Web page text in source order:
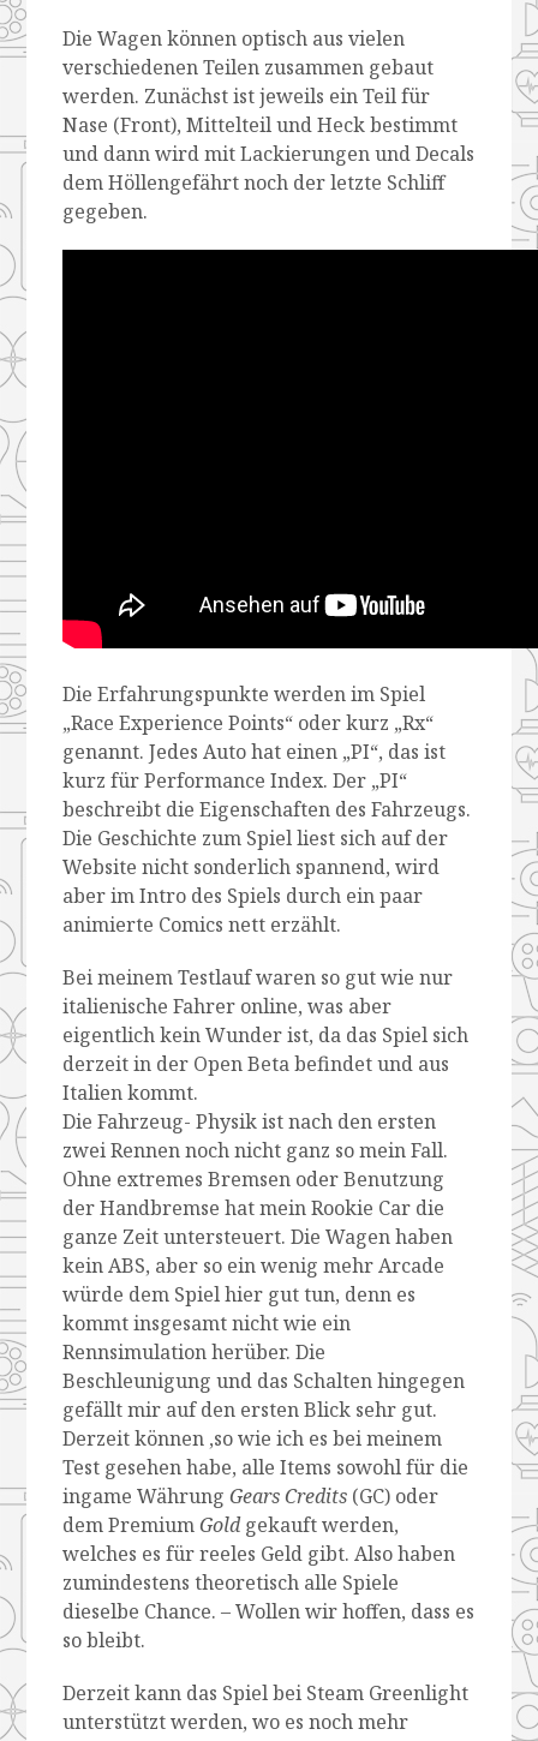
Die Wagen können optisch aus vielen
verschiedenen Teilen zusammen gebaut
werden. Zunächst ist jeweils ein Teil für
Nase (Front), Mittelteil und Heck bestimmt
und dann wird mit Lackierungen und Decals
dem Höllengefährt noch der letzte Schliff
gegeben.
Die Erfahrungspunkte werden im Spiel
„Race Experience Points“ oder kurz „Rx“
genannt. Jedes Auto hat einen „PI“, das ist
kurz für Performance Index. Der „PI“
beschreibt die Eigenschaften des Fahrzeugs.
Die Geschichte zum Spiel liest sich auf der
Website nicht sonderlich spannend, wird
aber im Intro des Spiels durch ein paar
animierte Comics nett erzählt.
Bei meinem Testlauf waren so gut wie nur
italienische Fahrer online, was aber
eigentlich kein Wunder ist, da das Spiel sich
derzeit in der Open Beta befindet und aus
Italien kommt.
Die Fahrzeug- Physik ist nach den ersten
zwei Rennen noch nicht ganz so mein Fall.
Ohne extremes Bremsen oder Benutzung
der Handbremse hat mein Rookie Car die
ganze Zeit untersteuert. Die Wagen haben
kein ABS, aber so ein wenig mehr Arcade
würde dem Spiel hier gut tun, denn es
kommt insgesamt nicht wie ein
Rennsimulation herüber. Die
Beschleunigung und das Schalten hingegen
gefällt mir auf den ersten Blick sehr gut.
Derzeit können ,so wie ich es bei meinem
Test gesehen habe, alle Items sowohl für die
ingame WährungGears Credits (GC) oder
dem PremiumGoldgekauft werden,
welches es für reeles Geld gibt. Also haben
zumindestens theoretisch alle Spiele
dieselbe Chance. – Wollen wir hoffen, dass es
so bleibt.
Derzeit kann das Spiel bei Steam Greenlight
unterstützt werden, wo es noch mehr